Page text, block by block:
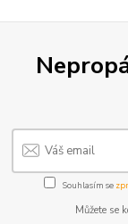
Souhlasím se
Můžete se